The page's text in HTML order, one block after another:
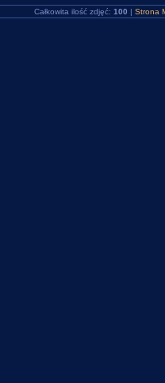
Całkowita ilość zdjęć: 100 | Strona